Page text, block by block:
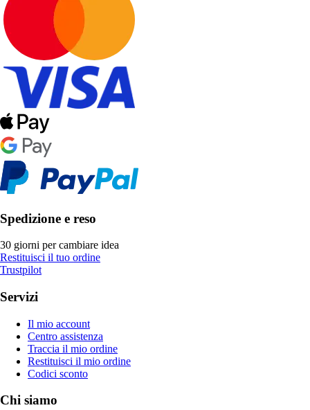
Spedizione e reso
30 giorni per cambiare idea
Restituisci il tuo ordine
Trustpilot
Servizi
Il mio account
Centro assistenza
Traccia il mio ordine
Restituisci il mio ordine
Codici sconto
Chi siamo